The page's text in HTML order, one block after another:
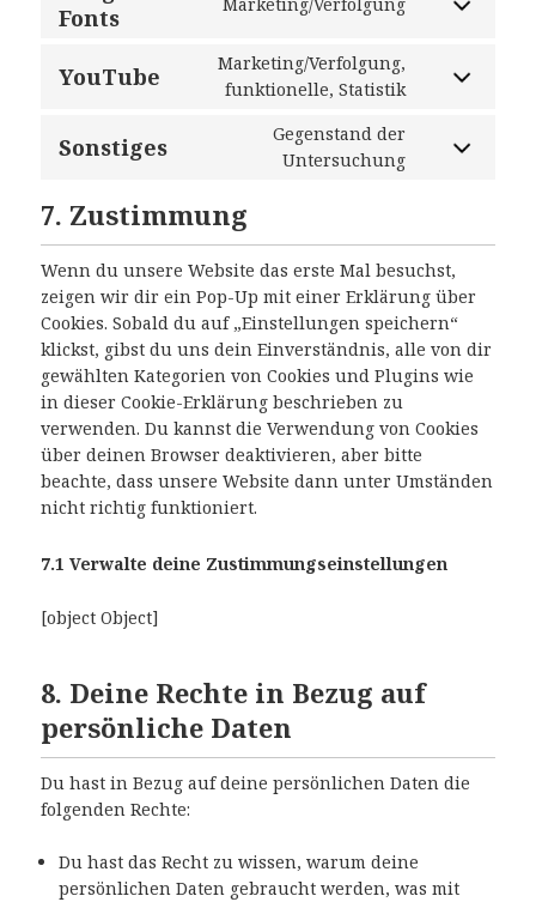
Fonts
Marketing/Verfolgung
YouTube
Marketing/Verfolgung,
funktionelle, Statistik
Sonstiges
Gegenstand der
Untersuchung
7. Zustimmung
Wenn du unsere Website das erste Mal besuchst,
zeigen wir dir ein Pop-Up mit einer Erklärung über
Cookies. Sobald du auf „Einstellungen speichern“
klickst, gibst du uns dein Einverständnis, alle von dir
gewählten Kategorien von Cookies und Plugins wie
in dieser Cookie-Erklärung beschrieben zu
verwenden. Du kannst die Verwendung von Cookies
über deinen Browser deaktivieren, aber bitte
beachte, dass unsere Website dann unter Umständen
nicht richtig funktioniert.
7.1 Verwalte deine Zustimmungseinstellungen
[object Object]
8. Deine Rechte in Bezug auf
persönliche Daten
Du hast in Bezug auf deine persönlichen Daten die
folgenden Rechte:
Du hast das Recht zu wissen, warum deine
persönlichen Daten gebraucht werden, was mit